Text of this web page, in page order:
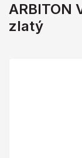
ARBITON
zlatý